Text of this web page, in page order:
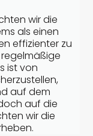
wir die
als einen
effizienter zu
ist von
auf dem
auf die
wir die